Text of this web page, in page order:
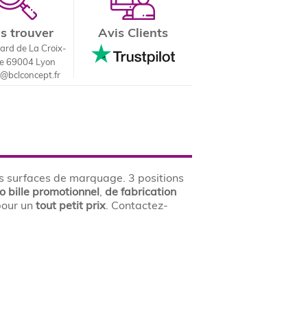
trouver
de La Croix-
69004 Lyon
Avis Clients
surfaces de marquage. 3 positions
bille promotionnel,de fabrication
untout petit prix. Contactez-